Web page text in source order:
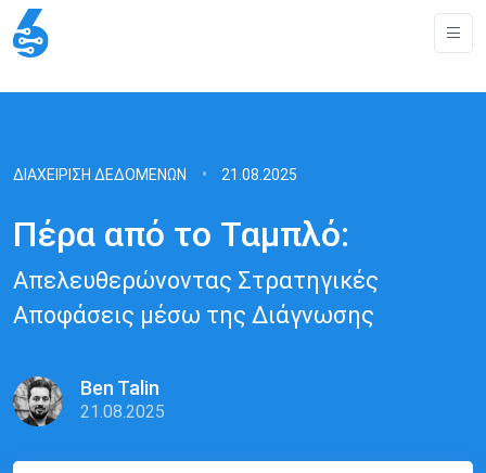
ΔΙΑΧΕΊΡΙΣΗ ΔΕΔΟΜΈΝΩΝ 21.08.2025
Πέρα από το Ταμπλό:
Απελευθερώνοντας Στρατηγικές
Αποφάσεις μέσω της Διάγνωσης
Ben Talin
21.08.2025